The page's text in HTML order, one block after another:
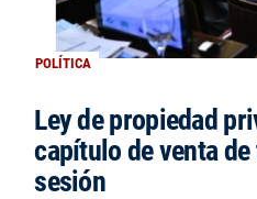
POLÍTICA
Ley de propiedad
capítulo de venta
sesión